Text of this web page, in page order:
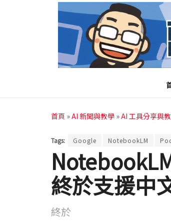
首頁 »AI 新聞與教學 »AI 工具分享與
Tags: Google NotebookLM
終於支援中
終於